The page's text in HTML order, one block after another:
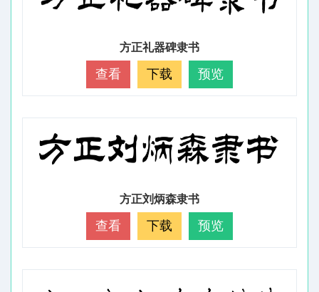
方正礼器碑隶书
查看 下载 预览
方正刘炳森隶书
查看 下载 预览